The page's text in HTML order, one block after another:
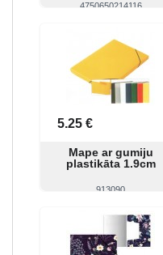
4750650214116
5.25 €
Mape ar gumiju
plastikāta 1.9cm
913090
Pirkt